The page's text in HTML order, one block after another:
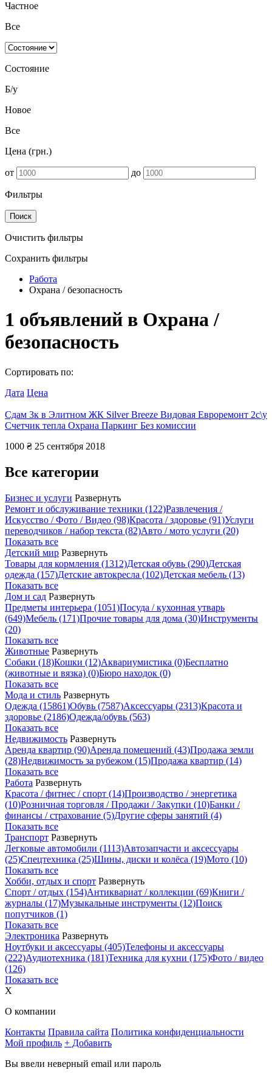
Частное
Все
Состояние
Б/у
Новое
Все
Цена (грн.)
от до
Фильтры
Поиск
Очистить фильтры
Сохранить фильтры
Работа
Охрана / безопасность
1 объявлений в Охрана /
безопасность
Сортировать по:
Дата Цена
Сдам 3к в Элитном ЖК Silver Breeze Видовая Евроремонт 2с\у
Счетчик тепла Охрана Паркинг Без комиссии
1000 ₴ 25 сентября 2018
Все категории
Бизнес и услуги Развернуть
Ремонт и обслуживание техники (122)Развлечения /
Искусство / Фото / Видео (98)Красота / здоровье (91)Услуги
переводчиков / набор текста (82)Авто / мото услуги (20)
Показать все
Детский мир Развернуть
Товары для кормления (1312)Детская обувь (290)Детская
одежда (157)Детские автокресла (102)Детская мебель (13)
Показать все
Дом и сад Развернуть
Предметы интерьера (1051)Посуда / кухонная утварь
(649)Мебель (171)Прочие товары для дома (30)Инструменты
(20)
Показать все
Животные Развернуть
Собаки (18)Кошки (12)Аквариумистика (0)Бесплатно
(животные и вязка) (0)Бюро находок (0)
Показать все
Мода и стиль Развернуть
Одежда (15861)Обувь (7587)Аксессуары (2313)Красота и
здоровье (2186)Одежда/обувь (563)
Показать все
Недвижимость Развернуть
Аренда квартир (90)Аренда помещений (43)Продажа земли
(28)Недвижимость за рубежом (15)Продажа квартир (14)
Показать все
Работа Развернуть
Красота / фитнес / спорт (14)Производство / энергетика
(10)Розничная торговля / Продажи / Закупки (10)Банки /
финансы / страхование (5)Другие сферы занятий (4)
Показать все
Транспорт Развернуть
Легковые автомобили (1113)Автозапчасти и аксессуары
(25)Спецтехника (25)Шины, диски и колёса (19)Мото (10)
Показать все
Хобби, отдых и спорт Развернуть
Спорт / отдых (154)Антиквариат / коллекции (69)Книги /
журналы (17)Музыкальные инструменты (12)Поиск
попутчиков (1)
Показать все
Электроника Развернуть
Ноутбуки и аксессуары (405)Телефоны и аксессуары
(222)Аудиотехника (181)Техника для кухни (175)Фото / видео
(126)
Показать все
X
О компании
Контакты Правила сайта Политика конфиденциальности
Мой профиль + Добавить
Вы ввели неверный email или пароль